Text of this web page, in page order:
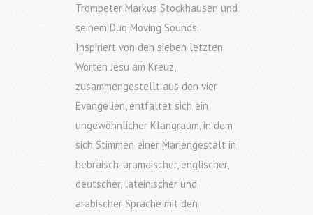
Trompeter Markus Stockhausen und
seinem Duo Moving Sounds.
Inspiriert von den sieben letzten
Worten Jesu am Kreuz,
zusammengestellt aus den vier
Evangelien, entfaltet sich ein
ungewöhnlicher Klangraum, in dem
sich Stimmen einer Mariengestalt in
hebräisch-aramäischer, englischer,
deutscher, lateinischer und
arabischer Sprache mit den